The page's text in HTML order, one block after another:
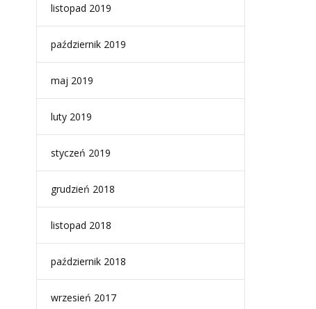
listopad 2019
październik 2019
maj 2019
luty 2019
styczeń 2019
grudzień 2018
listopad 2018
październik 2018
wrzesień 2017